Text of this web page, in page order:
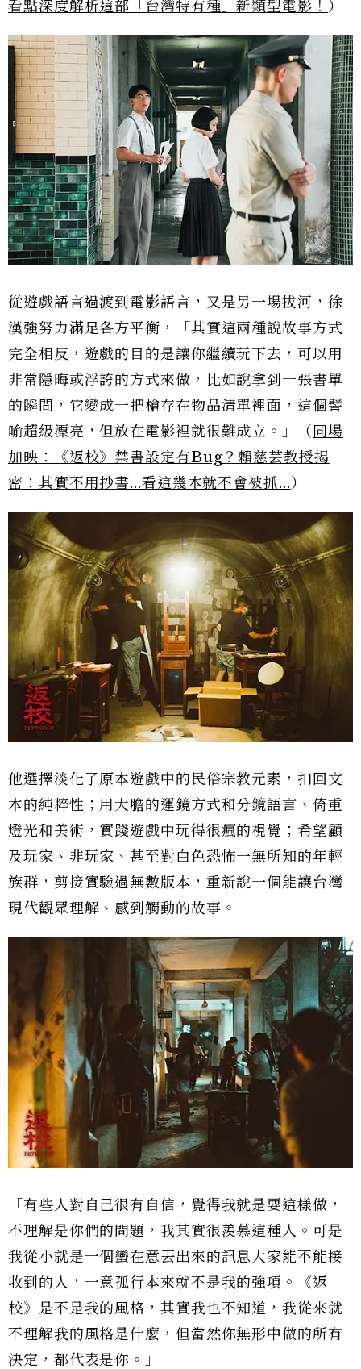
看點深度解析這部「台灣特有種」新類型電影！ ）
從遊戲語言過渡到電影語言，又是另一場拔河，徐
漢強努力滿足各方平衡，「其實這兩種說故事方式
完全相反，遊戲的目的是讓你繼續玩下去，可以用
非常隱晦或浮誇的方式來做，比如說拿到一張書單
的瞬間，它變成一把槍存在物品清單裡面，這個譬
喻超級漂亮，但放在電影裡就很難成立。」（ 同場
加映：《返校》禁書設定有Bug？賴慈芸教授揭
密：其實不用抄書...看這幾本就不會被抓...）
他選擇淡化了原本遊戲中的民俗宗教元素，扣回文
本的純粹性；用大膽的運鏡方式和分鏡語言、倚重
燈光和美術，實踐遊戲中玩得很瘋的視覺；希望顧
及玩家、非玩家、甚至對白色恐怖一無所知的年輕
族群，剪接實驗過無數版本，重新說一個能讓台灣
現代觀眾理解、感到觸動的故事。
「有些人對自己很有自信，覺得我就是要這樣做，
不理解是你們的問題，我其實很羨慕這種人。可是
我從小就是一個蠻在意丟出來的訊息大家能不能接
收到的人，一意孤行本來就不是我的強項。《返
校》是不是我的風格，其實我也不知道，我從來就
不理解我的風格是什麼，但當然你無形中做的所有
決定，都代表是你。」